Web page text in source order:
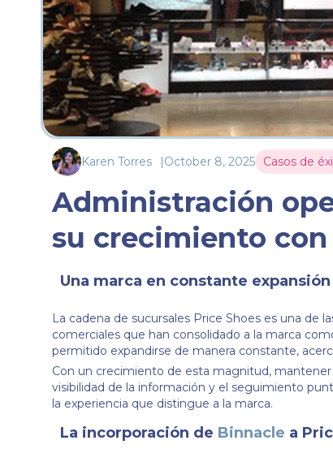
Karen Torres |October 8, 2025 Casos de
Administración
su crecimiento
Una marca en constante expansión
La cadena de sucursales Price Shoes es una de
comerciales que han consolidado a la marca
permitido expandirse de manera constante,
Con un crecimiento de esta magnitud, mantener
visibilidad de la información y el seguimiento
la experiencia que distingue a la marca.
La incorporación de Binnacle a